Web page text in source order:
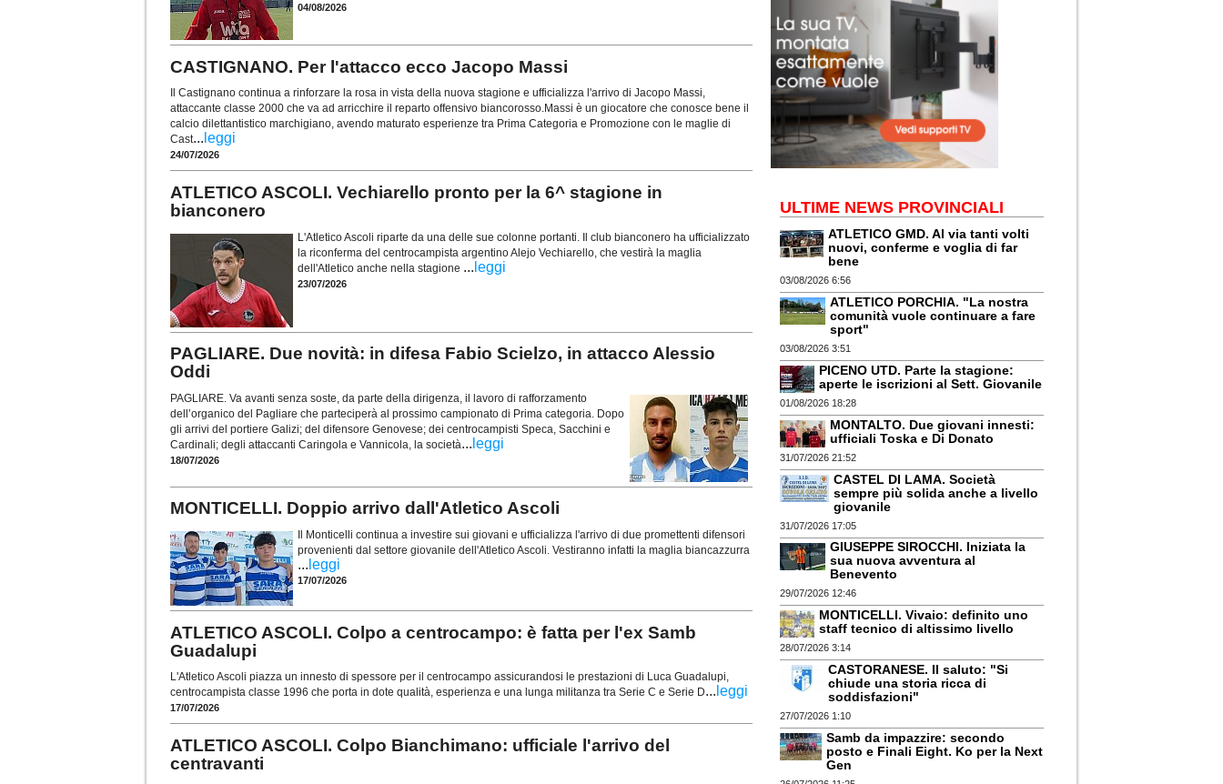
04/08/2026
CASTIGNANO. Per l'attacco ecco Jacopo Massi
Il Castignano continua a rinforzare la rosa in vista della nuova stagione e ufficializza l'arrivo di Jacopo Massi,
attaccante classe 2000 che va ad arricchire il reparto offensivo biancorosso.Massi è un giocatore che conosce bene il
calcio dilettantistico marchigiano, avendo maturato esperienze tra Prima Categoria e Promozione con le maglie di
Cast... leggi
24/07/2026
ATLETICO ASCOLI. Vechiarello pronto per la 6^ stagione in
bianconero
L'Atletico Ascoli riparte da una delle sue colonne portanti. Il club bianconero ha ufficializzato
la riconferma del centrocampista argentino Alejo Vechiarello, che vestirà la maglia
dell'Atletico anche nella stagione ... leggi
23/07/2026
PAGLIARE. Due novità: in difesa Fabio Scielzo, in attacco Alessio
Oddi
PAGLIARE. Va avanti senza soste, da parte della dirigenza, il lavoro di rafforzamento
dell’organico del Pagliare che parteciperà al prossimo campionato di Prima categoria. Dopo
gli arrivi del portiere Galizi; del difensore Genovese; dei centrocampisti Speca, Sacchini e
Cardinali; degli attaccanti Caringola e Vannicola, la società... leggi
18/07/2026
MONTICELLI. Doppio arrivo dall'Atletico Ascoli
Il Monticelli continua a investire sui giovani e ufficializza l'arrivo di due promettenti difensori
provenienti dal settore giovanile dell'Atletico Ascoli. Vestiranno infatti la maglia biancazzurra
... leggi
17/07/2026
ATLETICO ASCOLI. Colpo a centrocampo: è fatta per l'ex Samb
Guadalupi
L'Atletico Ascoli piazza un innesto di spessore per il centrocampo assicurandosi le prestazioni di Luca Guadalupi,
centrocampista classe 1996 che porta in dote qualità, esperienza e una lunga militanza tra Serie C e Serie D... leggi
17/07/2026
ATLETICO ASCOLI. Colpo Bianchimano: ufficiale l'arrivo del
centravanti
ULTIME NEWS PROVINCIALI
ATLETICO GMD. Al via tanti volti
nuovi, conferme e voglia di far
bene
03/08/2026 6:56
ATLETICO PORCHIA. "La nostra
comunità vuole continuare a fare
sport"
03/08/2026 3:51
PICENO UTD. Parte la stagione:
aperte le iscrizioni al Sett. Giovanile
01/08/2026 18:28
MONTALTO. Due giovani innesti:
ufficiali Toska e Di Donato
31/07/2026 21:52
CASTEL DI LAMA. Società
sempre più solida anche a livello
giovanile
31/07/2026 17:05
GIUSEPPE SIROCCHI. Iniziata la
sua nuova avventura al
Benevento
29/07/2026 12:46
MONTICELLI. Vivaio: definito uno
staff tecnico di altissimo livello
28/07/2026 3:14
CASTORANESE. Il saluto: "Si
chiude una storia ricca di
soddisfazioni"
27/07/2026 1:10
Samb da impazzire: secondo
posto e Finali Eight. Ko per la Next
Gen